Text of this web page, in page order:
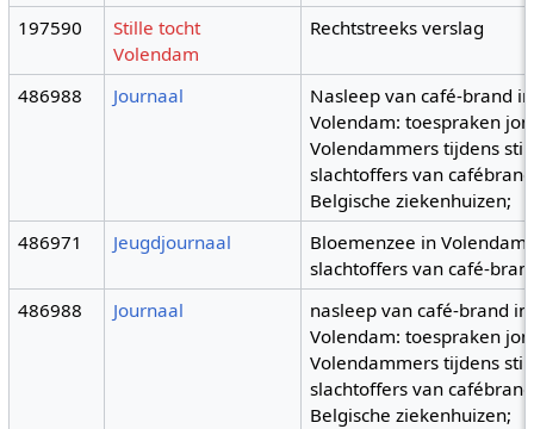
197590
Stille tocht
Volendam
Rechtstreeks verslag
486988 Journaal
Nasleep van café-brand in
Volendam: toespraken
Volendammers tijdens
slachtoffers van
Belgische ziekenhuizen;
486971
Jeugdjournaal
Bloemenzee in Volendam
slachtoffers van café-
486988
Journaal
nasleep van café-brand in
Volendam: toespraken
Volendammers tijdens
slachtoffers van
Belgische ziekenhuizen;